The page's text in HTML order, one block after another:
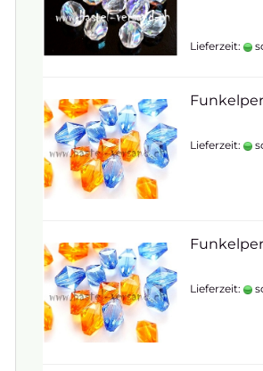
Lieferzeit:
Lieferzeit:
Lieferzeit: